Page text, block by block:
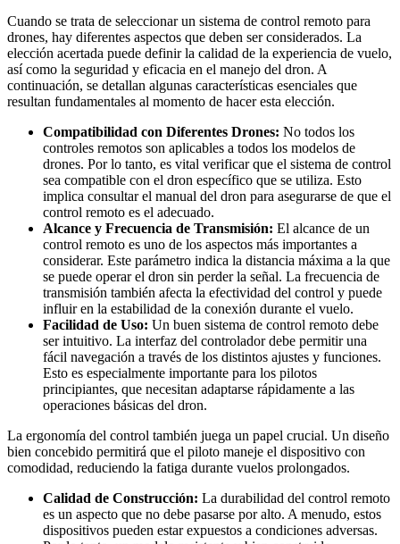
Cuando se trata de seleccionar un sistema de control remoto para
drones, hay diferentes aspectos que deben ser considerados. La
elección acertada puede definir la calidad de la experiencia de vuelo,
así como la seguridad y eficacia en el manejo del dron. A
continuación, se detallan algunas características esenciales que
resultan fundamentales al momento de hacer esta elección.
Compatibilidad con Diferentes Drones: No todos los
controles remotos son aplicables a todos los modelos de
drones. Por lo tanto, es vital verificar que el sistema de control
sea compatible con el dron específico que se utiliza. Esto
implica consultar el manual del dron para asegurarse de que el
control remoto es el adecuado.
Alcance y Frecuencia de Transmisión: El alcance de un
control remoto es uno de los aspectos más importantes a
considerar. Este parámetro indica la distancia máxima a la que
se puede operar el dron sin perder la señal. La frecuencia de
transmisión también afecta la efectividad del control y puede
influir en la estabilidad de la conexión durante el vuelo.
Facilidad de Uso: Un buen sistema de control remoto debe
ser intuitivo. La interfaz del controlador debe permitir una
fácil navegación a través de los distintos ajustes y funciones.
Esto es especialmente importante para los pilotos
principiantes, que necesitan adaptarse rápidamente a las
operaciones básicas del dron.
La ergonomía del control también juega un papel crucial. Un diseño
bien concebido permitirá que el piloto maneje el dispositivo con
comodidad, reduciendo la fatiga durante vuelos prolongados.
Calidad de Construcción: La durabilidad del control remoto
es un aspecto que no debe pasarse por alto. A menudo, estos
dispositivos pueden estar expuestos a condiciones adversas.